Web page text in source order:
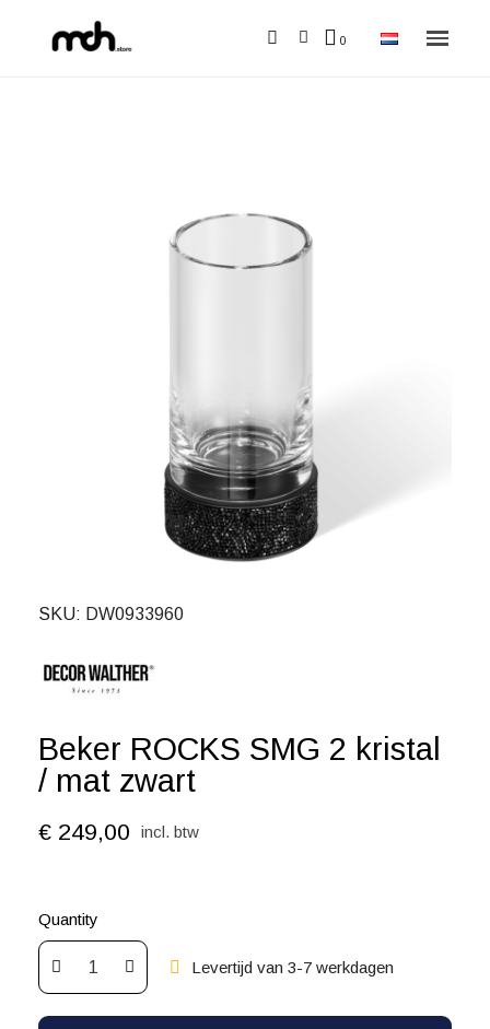
SKU DW0933960
Beker ROCKS SMG 2 kristal
/ mat zwart
€ 249,00 incl. btw
Quantity
Levertijd van 3-7 werkdagen